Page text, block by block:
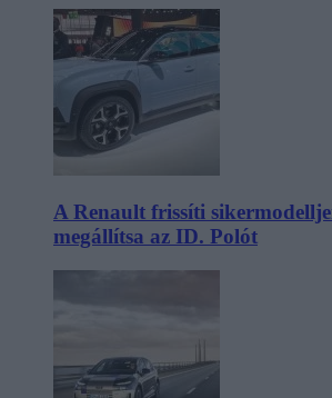
A Renault frissíti
megállítsa az ID. Polót